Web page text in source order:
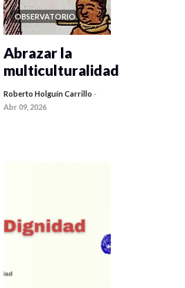
OBSERVATORIO
Abrazar la
multiculturalidad
Roberto Holguín Carrillo -
Abr 09, 2026